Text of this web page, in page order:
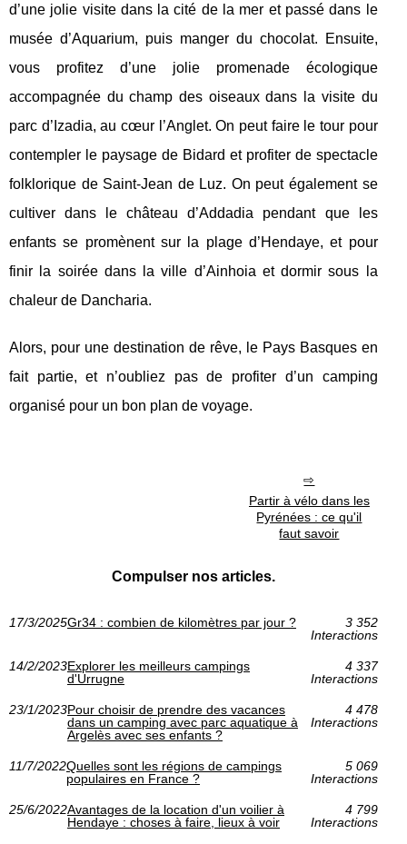
d’une jolie visite dans la cité de la mer et passé dans le
musée d’Aquarium, puis manger du chocolat. Ensuite,
vous profitez d’une jolie promenade écologique
accompagnée du champ des oiseaux dans la visite du
parc d’Izadia, au cœur l’Anglet. On peut faire le tour pour
contempler le paysage de Bidard et profiter de spectacle
folklorique de Saint-Jean de Luz. On peut également se
cultiver dans le château d’Addadia pendant que les
enfants se promènent sur la plage d’Hendaye, et pour
finir la soirée dans la ville d’Ainhoia et dormir sous la
chaleur de Dancharia.
Alors, pour une destination de rêve, le Pays Basques en
fait partie, et n’oubliez pas de profiter d’un camping
organisé pour un bon plan de voyage.
Partir à vélo dans les
Pyrénées : ce qu'il
faut savoir
Compulser nos articles.
17/3/2025Gr34 : combien de kilomètres par jour ?
3 352
Interactions
14/2/2023Explorer les meilleurs campings
d'Urrugne
4 337
Interactions
23/1/2023Pour choisir de prendre des vacances
dans un camping avec parc aquatique à
Argelès avec ses enfants ?
4 478
Interactions
11/7/2022Quelles sont les régions de campings
populaires en France ?
5 069
Interactions
25/6/2022Avantages de la location d'un voilier à
Hendaye : choses à faire, lieux à voir
4 799
Interactions